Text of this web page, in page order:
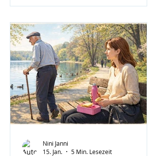
Nini Janni
15. Jan.
5 Min. Lesezeit